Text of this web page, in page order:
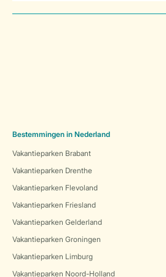
Bestemmingen in Nederland
Vakantieparken Brabant
Vakantieparken Drenthe
Vakantieparken Flevoland
Vakantieparken Friesland
Vakantieparken Gelderland
Vakantieparken Groningen
Vakantieparken Limburg
Vakantieparken Noord-Holland